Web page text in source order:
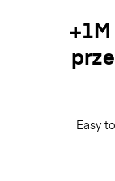
Easy